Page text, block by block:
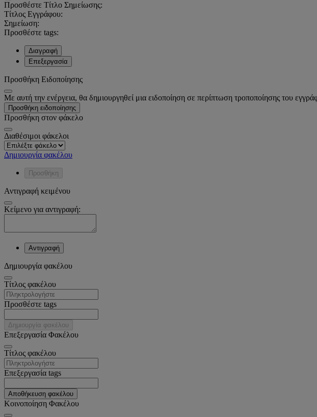
Προσθέστε Τίτλο Σημείωσης:
Τίτλος Εγγράφου:
Σημείωση:
Προσθέστε tags:
Διαγραφή
Επεξεργασία
Προσθήκη Ειδοποίησης
Με αυτή την ενέργεια, θα δημιουργηθεί μια ειδοποίηση σε περίπτωση τροποποίησης του
Προσθήκη ειδοποίησης
Προσθήκη στον φάκελο
Διαθέσιμοι φάκελοι
Δημιουργία φακέλου
Προσθήκη
Αντιγραφή κειμένου
Κείμενο για αντιγραφή:
Αντιγραφή
Δημιουργία φακέλου
Tίτλος φακέλου
Προσθέστε tags
Δημιουργία φακέλου
Επεξεργασία Φακέλου
Tίτλος φακέλου
Επεξεργασία tags
Αποθήκευση φακέλου
Κοινοποίηση Φακέλου